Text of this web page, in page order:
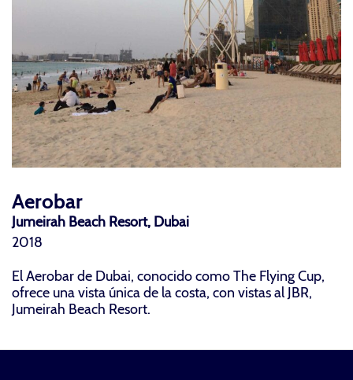
Aerobar
Jumeirah Beach Resort, Dubai
2018
El Aerobar de Dubai, conocido como The Flying Cup,
ofrece una vista única de la costa, con vistas al JBR,
Jumeirah Beach Resort.